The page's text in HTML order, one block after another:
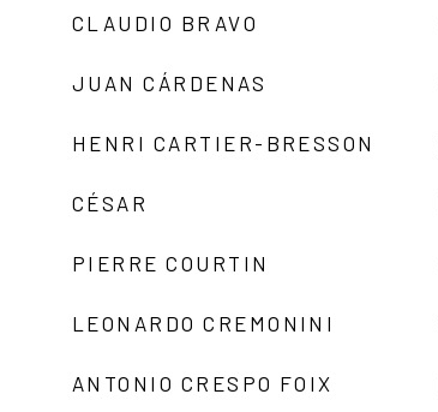
CLAUDIO BRAVO
JUAN CÁRDENAS
HENRI CARTIER-BRESSON
CÉSAR
PIERRE COURTIN
LEONARDO CREMONINI
ANTONIO CRESPO FOIX